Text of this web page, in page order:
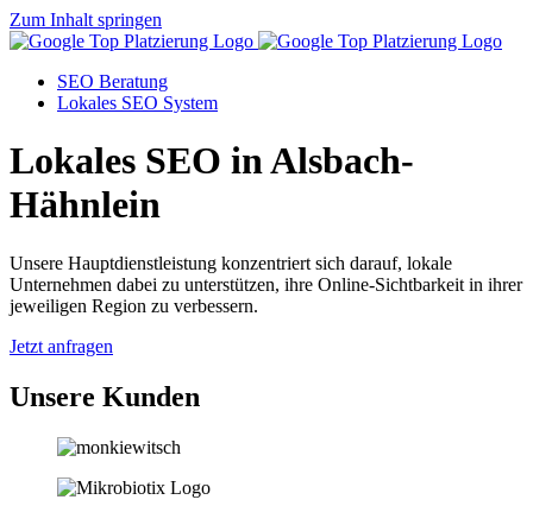
Zum Inhalt springen
SEO Beratung
Lokales SEO System
Lokales SEO in Alsbach-
Hähnlein
Unsere Hauptdienstleistung konzentriert sich darauf, lokale
Unternehmen dabei zu unterstützen, ihre Online-Sichtbarkeit in ihrer
jeweiligen Region zu verbessern.
Jetzt anfragen
Unsere Kunden